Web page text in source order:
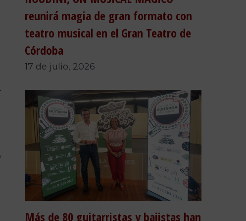
reunirá magia de gran formato con
teatro musical en el Gran Teatro de
Córdoba
17 de julio, 2026
Más de 80 guitarristas y bajistas han